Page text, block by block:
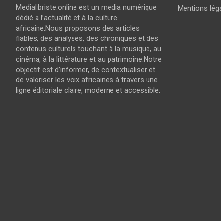
Medialibriste.online est un média numérique
dédié à l’actualité et à la culture
africaine.Nous proposons des articles
fiables, des analyses, des chroniques et des
contenus culturels touchant à la musique, au
cinéma, à la littérature et au patrimoine.Notre
objectif est d’informer, de contextualiser et
de valoriser les voix africaines à travers une
ligne éditoriale claire, moderne et accessible.
Mentions